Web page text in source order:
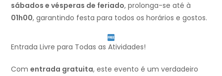
sábados e vésperas de feriado, prolonga-se até à
01h00, garantindo festa para todos os horários e gostos.
Entrada Livre para Todas as Atividades!
Com entrada gratuita, este evento é um verdadeiro